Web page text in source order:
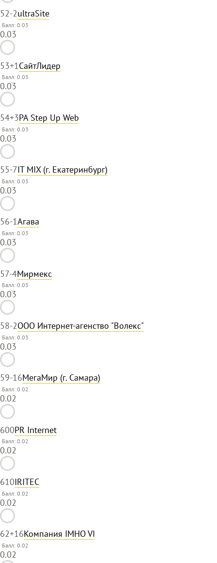
52-2ultraSite
Балл: 0.03
0.03
53+1 СайтЛидер
Балл: 0.03
0.03
54+3РА Step Up Web
Балл: 0.03
0.03
55-7IT MIX (г. Екатеринбург)
Балл: 0.03
0.03
56-1Агава
Балл: 0.03
0.03
57-4Мирмекс
Балл: 0.03
0.03
58-2ООО Интернет-агенство "Волекс"
Балл: 0.03
0.03
59-16МегаМир (г. Самара)
Балл: 0.02
0.02
600PR Internet
Балл: 0.02
0.02
610IRITEC
Балл: 0.02
0.02
62+16Компания IMHO VI
Балл: 0.02
0.02